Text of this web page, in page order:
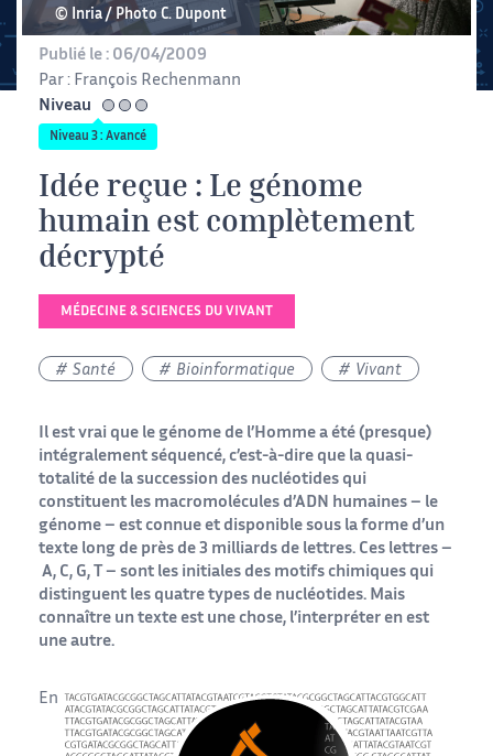
© Inria / Photo C. Dupont
Publié le : 06/04/2009
Par : François Rechenmann
Niveau
avancé
Niveau 3 : Avancé
Idée reçue : Le génome
humain est complètement
décrypté
MÉDECINE & SCIENCES DU VIVANT
Santé Bioinformatique Vivant
Il est vrai que le génome de l’Homme a été (presque)
intégralement séquencé, c’est-à-dire que la quasi-
totalité de la succession des nucléotides qui
constituent les macromolécules d’ADN humaines – le
génome – est connue et disponible sous la forme d’un
texte long de près de 3 milliards de lettres. Ces lettres –
A, C, G, T – sont les initiales des motifs chimiques qui
distinguent les quatre types de nucléotides. Mais
connaître un texte est une chose, l’interpréter en est
une autre.
En